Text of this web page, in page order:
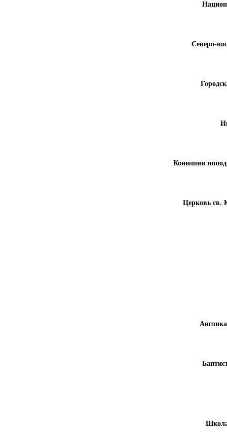
Северо-
Конюшни
Церковь св.